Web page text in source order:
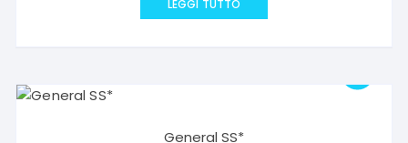
LEGGI TUTTO
General SS*